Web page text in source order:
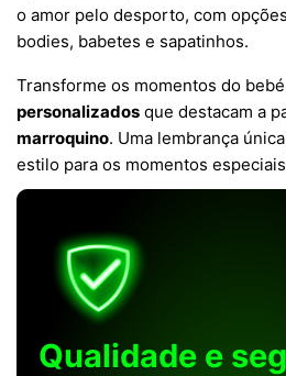
o amor pelo desporto, com
bodies, babetes e sapatinhos.
Transforme os momentos do
personalizados que destacam a
marroquino. Uma lembrança
estilo para os momentos
Qualidade e